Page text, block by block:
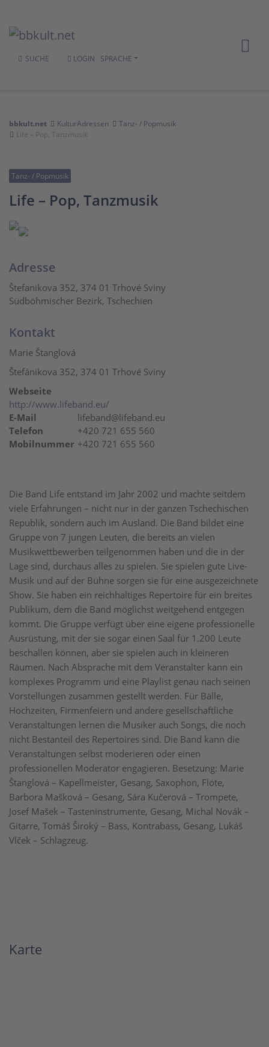
SUCHE LOGIN SPRACHE
bbkult.net KulturAdressen
Tanz- / Popmusik
Life – Pop, Tanzmusik
Tanz- / Popmusik
Life – Pop, Tanzmusik
Die Band Life entstand im Jahr 2002 und machte seitdem
viele Erfahrungen – nicht nur in der ganzen Tschechischen
Republik, sondern auch im Ausland. Die Band bildet eine
Gruppe von 7 jungen Leuten, die bereits an vielen
Musikwettbewerben teilgenommen haben und die in der
Lage sind, durchaus alles zu spielen. Sie spielen gute Live-
Musik und auf der Bühne sorgen sie für eine ausgezeichnete
Show. Sie haben ein reichhaltiges Repertoire für ein breites
Publikum, dem die Band möglichst weitgehend entgegen
kommt. Die Gruppe verfügt über eine eigene professionelle
Ausrüstung, mit der sie sogar einen Saal für 1.200 Leute
beschallen können, aber sie spielen auch in kleineren
Räumen. Nach Absprache mit dem Veranstalter kann ein
komplexes Programm und eine Playlist genau nach seinen
Vorstellungen zusammen gestellt werden. Für Bälle,
Hochzeiten, Firmenfeiern und andere gesellschaftliche
Veranstaltungen lernen die Musiker auch Songs, die noch
nicht Bestanteil des Repertoires sind. Die Band kann die
Veranstaltungen selbst moderieren oder einen
professionellen Moderator engagieren. Besetzung: Marie
Štanglová – Kapellmeister, Gesang, Saxophon, Flöte,
Barbora Mašková – Gesang, Sára Kučerová – Trompete,
Josef Mašek – Tasteninstrumente, Gesang, Michal Novák –
Gitarre, Tomáš Široký – Bass, Kontrabass, Gesang, Lukáš
Vlček – Schlagzeug.
Adresse
Štefanikova 352, 374 01 Trhové Sviny
Südböhmischer Bezirk, Tschechien
Kontakt
Marie Štanglová
Štefánikova 352, 374 01 Trhové Sviny
Webseite
http://www.lifeband.eu/
E-Mail
lifeband@lifeband.eu
Telefon
+420 721 655 560
Mobilnummer +420 721 655 560
Karte